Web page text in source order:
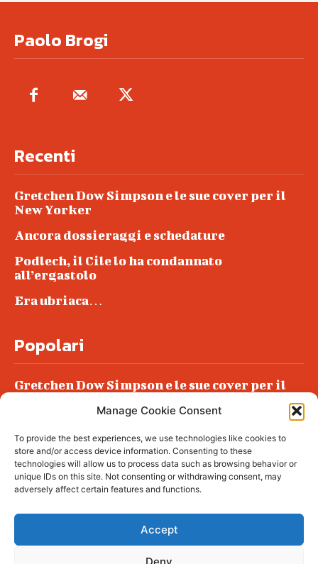
Manage Cookie Consent
To provide the best experiences, we use technologies like cookies to
store and/or access device information. Consenting to these
technologies will allow us to process data such as browsing behavior or
unique IDs on this site. Not consenting or withdrawing consent, may
adversely affect certain features and functions.
Accept
Deny
Paolo Brogi
Recenti
Gretchen Dow Simpson e le sue cover per il
New Yorker
Ancora dossieraggi e schedature
Podlech, il Cile lo ha condannato
all’ergastolo
Era ubriaca…
Popolari
Gretchen Dow Simpson e le sue cover per il
Podlech, il Cile lo ha condannato
all’ergastolo
Era ubriaca…